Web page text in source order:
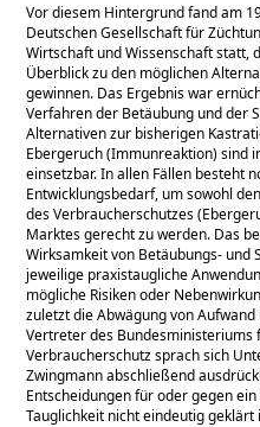
Vor diesem Hintergrund fand am
Deutschen Gesellschaft für
Wirtschaft und Wissenschaft statt,
Überblick zu den möglichen
gewinnen. Das Ergebnis war
Verfahren der Betäubung und der
Alternativen zur bisherigen
Ebergeruch (Immunreaktion) sind
einsetzbar. In allen Fällen besteht
Entwicklungsbedarf, um sowohl
des Verbraucherschutzes
Marktes gerecht zu werden. Das
Wirksamkeit von Betäubungs- und
jeweilige praxistaugliche
mögliche Risiken oder
zuletzt die Abwägung von
Vertreter des
Verbraucherschutz sprach sich
Zwingmann abschließend
Entscheidungen für oder gegen
Tauglichkeit nicht eindeutig geklärt